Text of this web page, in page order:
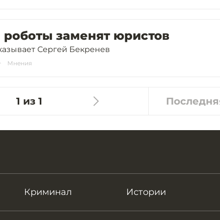
роботы заменят юристов
Сергей Бекренев
Мнения
1 из 1
Криминал Истории